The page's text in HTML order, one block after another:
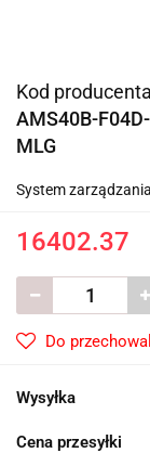
Kod
AMS40B-
MLG
System
16402.37
Do
Wysyłka
Cena przesyłki